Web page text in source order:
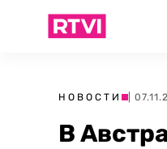
НОВОСТИ |
В